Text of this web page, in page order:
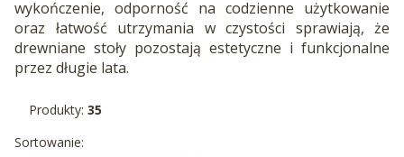
wykończenie, odporność na codzienne użytkowanie
oraz łatwość utrzymania w czystości sprawiają, że
drewniane stoły pozostają estetyczne i funkcjonalne
przez długie lata.
Produkty: 35
Lista produktów
Sortowanie: